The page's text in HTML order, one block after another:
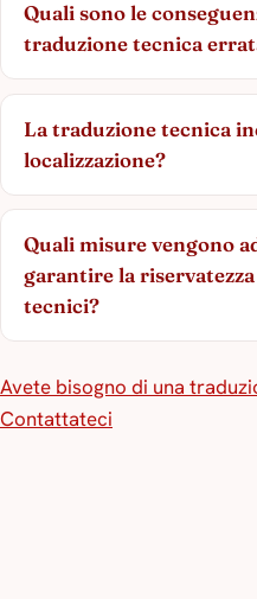
Quali sono le
traduzione tecnica
La traduzione tecnica
localizzazione?
Quali misure vengono
garantire la
tecnici?
Avete bisogno di una
Contattateci